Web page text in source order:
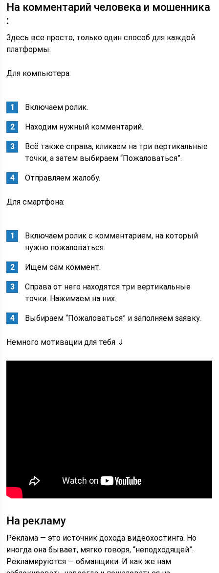
На комментарий человека и мошенника
:
Здесь все просто, только один способ для каждой
платформы:
Для компьютера:
Включаем ролик.
Находим нужный комментарий.
Всё также справа, кликаем на три вертикальные
точки, а затем выбираем “Пожаловаться”.
Отправляем жалобу.
Для смартфона:
Включаем ролик с комментарием, на который
нужно пожаловаться.
Ищем сам коммент.
Справа от него находятся три вертикальные
точки. Нажимаем на них.
Выбираем “Пожаловаться” и заполняем заявку.
Немного мотивации для тебя ⇓
На рекламу
Реклама — это источник дохода видеохостинга. Но
иногда она бывает, мягко говоря, “неподходящей”.
Рекламируются — обманщики. И как же нам